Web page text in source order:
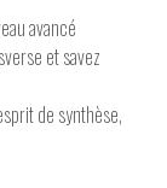
avancé
et savez
de synthèse,